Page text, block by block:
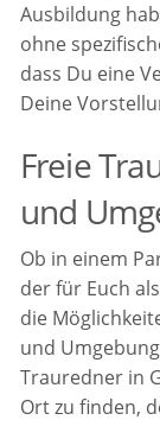
Ausbildung
ohne
dass Du eine
Deine
Freie
und
Ob in einem
der für Euch
die
und
Trauredner in
Ort zu finden,